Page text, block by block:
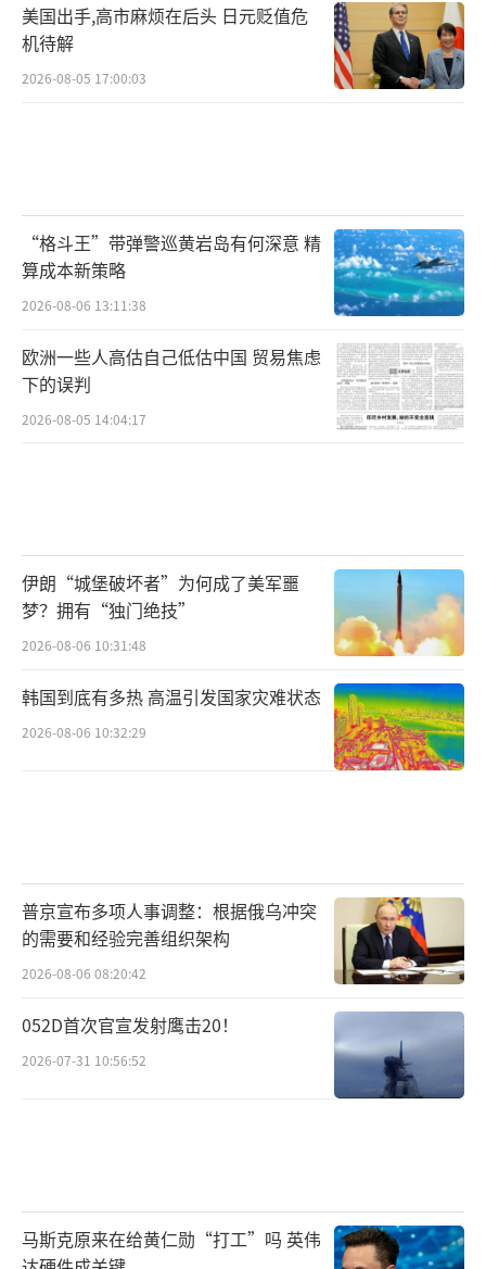
美国出手,高市麻烦在后头 日元贬值危
机待解
2026-08-05 17:00:03
“格斗王”带弹警巡黄岩岛有何深意 精
算成本新策略
2026-08-06 13:11:38
欧洲一些人高估自己低估中国 贸易焦虑
下的误判
2026-08-05 14:04:17
伊朗“城堡破坏者”为何成了美军噩
梦？拥有“独门绝技”
2026-08-06 10:31:48
韩国到底有多热 高温引发国家灾难状态
2026-08-06 10:32:29
普京宣布多项人事调整：根据俄乌冲突
的需要和经验完善组织架构
2026-08-06 08:20:42
052D首次官宣发射鹰击20！
2026-07-31 10:56:52
马斯克原来在给黄仁勋“打工”吗 英伟